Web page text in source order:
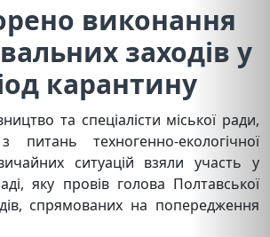
виконання
заходів у
карантину
та спеціалісти міської ради,
питань техногенно-екологічної
ситуацій взяли участь у
яку провів голова Полтавської
спрямованих на попередження